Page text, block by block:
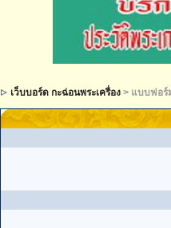
เว็บบอร์ด กะฉ่อนพระเครื่อง > แบบฟอร์